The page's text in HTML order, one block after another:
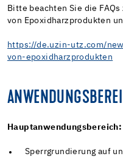
Bitte beachten Sie die
von Epoxidharzprodukten
https://de.uzin-utz.com/
von-epoxidharzprodukten
Hauptanwendungsbereich:
Sperrgrundierung auf